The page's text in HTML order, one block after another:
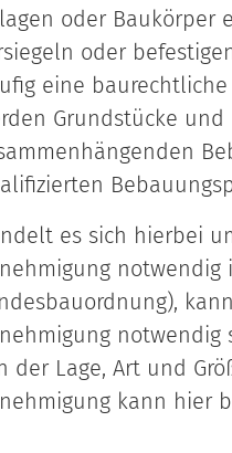
oder Baukörper
oder
eine baurechtliche
Grundstücke
es sich hierbei
notwendig
der Lage, Art und
kann hier